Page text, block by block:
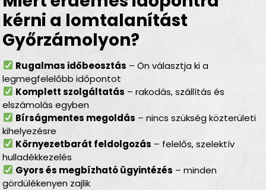
kérni a lomtalanítást
Győrzámolyon?
Rugalmas időbeosztás – Ön választja ki a
legmegfelelőbb időpontot
Komplett szolgáltatás – rakodás, szállítás és
elszámolás egyben
Bírságmentes megoldás – nincs szükség közterületi
kihelyezésre
Környezetbarát feldolgozás – felelős, szelektív
hulladékkezelés
Gyors és megbízható ügyintézés – minden
gördülékenyen zajlik